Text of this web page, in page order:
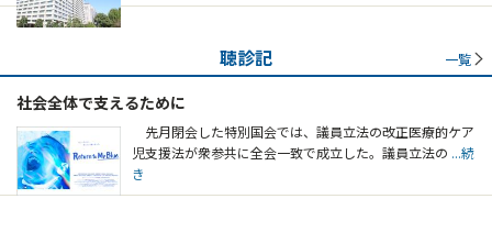
聴診記 一覧
社会全体で支えるために
先月閉会した特別国会では、議員立法の改正医療的ケア
児支援法が衆参共に全会一致で成立した。議員立法の ...続
き